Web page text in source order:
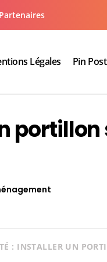
Partenaires
Légales Pin
: INSTALLER UN